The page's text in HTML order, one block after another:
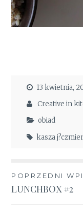
13 kwietnia,
Creative in
obiad
kasza
Nawigacja
wpisu
POPRZEDNI
LUNCHBOX #2